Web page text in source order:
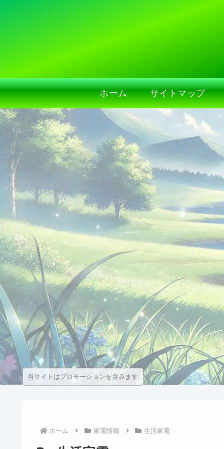
ホーム サイトマップ
当サイトはプロモーションを含みます
ホーム 家電情報 生活家電